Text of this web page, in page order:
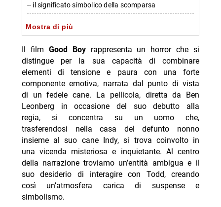
-- il significato simbolico della scomparsa
- motivi dell’ossessione dell’entità verso Indy e Todd
-- interpretazioni sull’origine dell’entità
- il significato profondo del film
-- Scopri di più da Jump the shark
-- RispondiAnnulla risposta
- Clerici: forse sono sbagliata io, o ho sbagliato
lavoro
- Rai: nuovo melò in 28 episodi per 14 prime serate
- Aurora Ramazzotti a Ballando con le Stelle 2026
- Simona Giordano, la tiktoker del flirt con Danilo
- Georgina Rodriguez: “Chi decide quale corpo è
giusto?”
Mostra di più
Il film Good Boyrappresenta un horror che si
distingue per la sua capacità di combinare
elementi di tensione e paura con una forte
componente emotiva, narrata dal punto di vista
di un fedele cane. La pellicola, diretta da Ben
Leonberg in occasione del suo debutto alla
regia, si concentra su un uomo che,
trasferendosi nella casa del defunto nonno
insieme al suo cane Indy, si trova coinvolto in
una vicenda misteriosa e inquietante. Al centro
della narrazione troviamo un’entità ambigua e il
suo desiderio di interagire con Todd, creando
così un’atmosfera carica di suspense e
simbolismo.